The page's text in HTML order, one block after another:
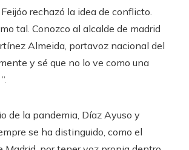
rechazó la idea de conflicto.
tal. Conozco al alcalde de madrid
Almeida, portavoz nacional del
y sé que no lo ve como una
de la pandemia, Díaz Ayuso y
se ha distinguido, como el